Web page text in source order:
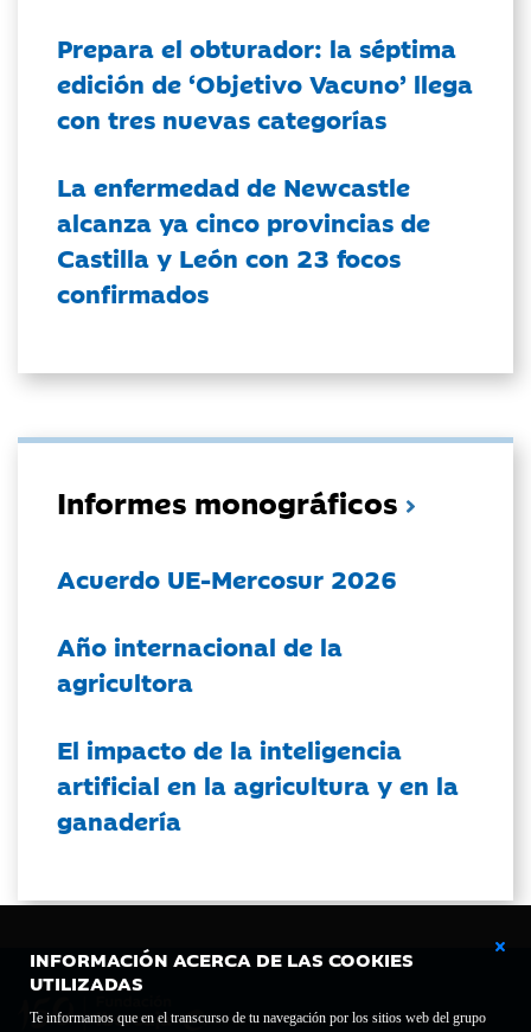
INFORMACIÓN ACERCA DE LAS COOKIES
UTILIZADAS
Te informamos que en el transcurso de tu navegación por los sitios web del grupo
Prepara el obturador: la séptima
edición de ‘Objetivo Vacuno’ llega
con tres nuevas categorías
La enfermedad de Newcastle
alcanza ya cinco provincias de
Castilla y León con 23 focos
confirmados
Informes monográficos
Acuerdo UE-Mercosur 2026
Año internacional de la
agricultora
El impacto de la inteligencia
artificial en la agricultura y en la
ganadería